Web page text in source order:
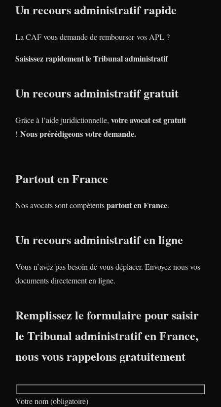
Un recours administratif rapide
La CAF vous demande de rembourser vos APL ?
Saisissez rapidement le Tribunal administratif
Un recours administratif gratuit
Grâce à l’aide juridictionnelle, votre avocat est gratuit
! Nous prérédigeons votre demande.
Partout en France
Nos avocats sont compétentspartout en France.
Un recours administratif en ligne
Vous n’avez pas besoin de vous déplacer. Envoyez nous vos
documents directement en ligne.
Remplissez le formulaire pour saisir
le Tribunal administratif en France,
nous vous rappelons gratuitement
Votre nom (obligatoire)